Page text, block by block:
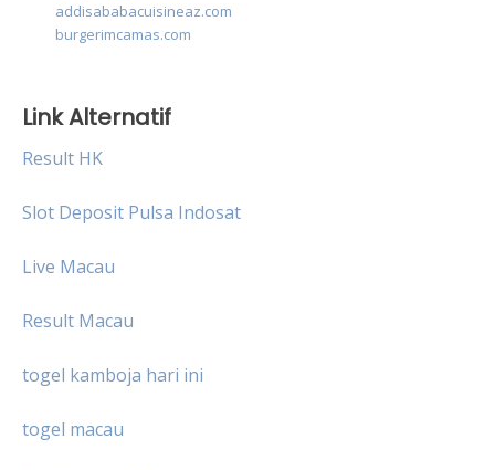
addisababacuisineaz.com
burgerimcamas.com
Link Alternatif
Result HK
Slot Deposit Pulsa Indosat
Live Macau
Result Macau
togel kamboja hari ini
togel macau